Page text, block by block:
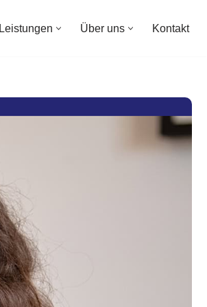
Leistungen Über uns Kontakt